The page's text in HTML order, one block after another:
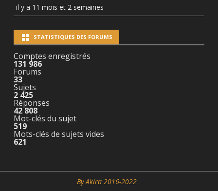
il y a 11 mois et 2 semaines
STATISTIQUES DES FORUMS
Comptes enregistrés
131 986
Forums
33
Sujets
2 425
Réponses
42 808
Mot-clés du sujet
519
Mots-clés de sujets vides
621
By Akira 2016-2022